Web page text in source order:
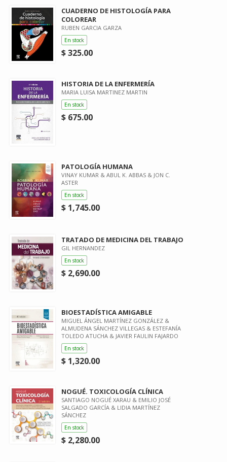
CUADERNO DE HISTOLOGÍA PARA
COLOREAR
RUBEN GARCIA GARZA
En stock
$ 325.00
HISTORIA DE LA ENFERMERÍA
MARIA LUISA MARTINEZ MARTIN
En stock
$ 675.00
PATOLOGÍA HUMANA
VINAY KUMAR & ABUL K. ABBAS & JON C.
ASTER
En stock
$ 1,745.00
TRATADO DE MEDICINA DEL TRABAJO
GIL HERNANDEZ
En stock
$ 2,690.00
BIOESTADÍSTICA AMIGABLE
MIGUEL ÁNGEL MARTÍNEZ GONZÁLEZ &
ALMUDENA SÁNCHEZ VILLEGAS & ESTEFANÍA
TOLEDO ATUCHA & JAVIER FAULIN FAJARDO
En stock
$ 1,320.00
NOGUÉ. TOXICOLOGÍA CLÍNICA
SANTIAGO NOGUÉ XARAU & EMILIO JOSÉ
SALGADO GARCÍA & LIDIA MARTÍNEZ
SÁNCHEZ
En stock
$ 2,280.00